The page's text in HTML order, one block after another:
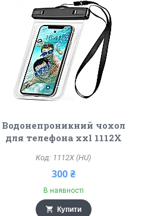
Водонепроникний чохол
для телефона xxl 1112X
1112X (HU)
300 ₴
В наявності
Купити